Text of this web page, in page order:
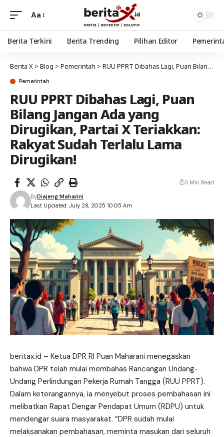
Aa
Berita Terkini Berita Trending Pilihan Editor
Berita X > Blog > Pemerintah > RUU PPRT Dibahas Lagi, Puan Bilang Jangan Ada yang Dirugikan, Partai X Teriakkan: Rakyat Sudah Terlalu Lama Dirugikan!
Pemerintah
RUU PPRT Dibahas Lagi, Puan
Bilang Jangan Ada yang
Dirugikan, Partai X Teriakkan:
Rakyat Sudah Terlalu Lama
Dirugikan!
Last Updated: July 28, 2025 10:05 Am
ByDiajeng Maharini
3 Min Read
beritax.id – Ketua DPR RI Puan Maharani menegaskan
bahwa DPR telah mulai membahas Rancangan Undang-
Undang Perlindungan Pekerja Rumah Tangga (RUU PPRT).
Dalam keterangannya, ia menyebut proses pembahasan ini
melibatkan Rapat Dengar Pendapat Umum (RDPU) untuk
mendengar suara masyarakat. “DPR sudah mulai
melaksanakan pembahasan, meminta masukan dari seluruh